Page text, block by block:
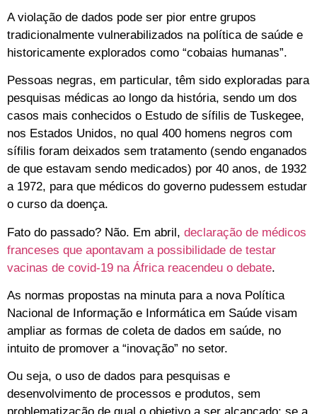
A violação de dados pode ser pior entre grupos
tradicionalmente vulnerabilizados na política de saúde e
historicamente explorados como “cobaias humanas”.
Pessoas negras, em particular, têm sido exploradas para
pesquisas médicas ao longo da história, sendo um dos
casos mais conhecidos o Estudo de sífilis de Tuskegee,
nos Estados Unidos, no qual 400 homens negros com
sífilis foram deixados sem tratamento (sendo enganados
de que estavam sendo medicados) por 40 anos, de 1932
a 1972, para que médicos do governo pudessem estudar
o curso da doença.
Fato do passado? Não. Em abril, declaração de médicos
franceses que apontavam a possibilidade de testar
vacinas de covid-19 na África reacendeu o debate.
As normas propostas na minuta para a nova Política
Nacional de Informação e Informática em Saúde visam
ampliar as formas de coleta de dados em saúde, no
intuito de promover a “inovação” no setor.
Ou seja, o uso de dados para pesquisas e
desenvolvimento de processos e produtos, sem